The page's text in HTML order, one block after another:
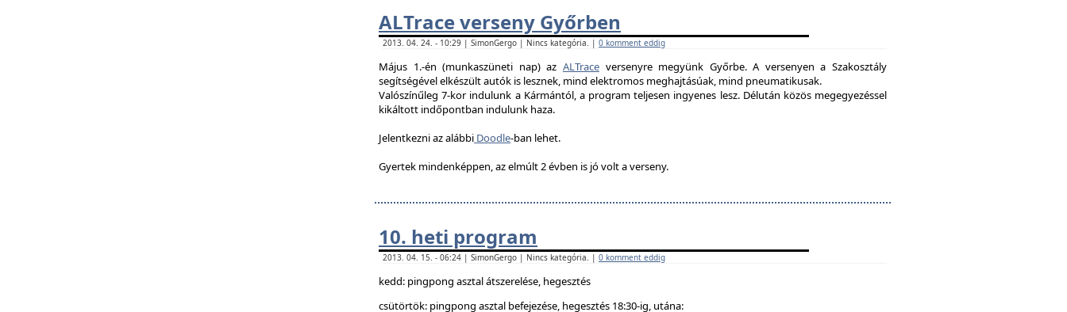
ALTrace verseny Győrben
2013. 04. 24. - 10:29 | SimonGergo | Nincs kategória. | 0 komment eddig
Május 1.-én (munkaszüneti nap) az ALTraceversenyre megyünk Győrbe. A versenyen a Szakosztály
segítségével elkészült autók is lesznek, mind elektromos meghajtásúak, mind pneumatikusak.
Valószínűleg 7-kor indulunk a Kármántól, a program teljesen ingyenes lesz.Délután közös megegyezéssel
kikáltott indőpontban indulunk haza.
Jelentkezni az alábbi Doodle-ban lehet.
Gyertek mindenképpen, az elmúlt 2 évben is jó volt a verseny.
10. heti program
2013. 04. 15. - 06:24 | SimonGergo | Nincs kategória. | 0 komment eddig
kedd: pingpong asztal átszerelése, hegesztés
csütörtök: pingpong asztal befejezése, hegesztés 18:30-ig, utána: